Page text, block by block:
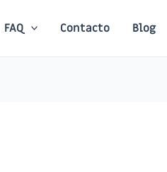
FAQ Contacto Blog